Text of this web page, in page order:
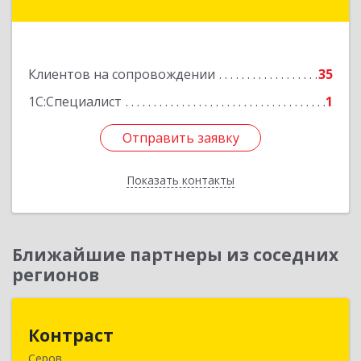
Клиентов на сопровождении
35
1С:Специалист
1
Отправить заявку
Показать контакты
Подробнее
Отправить заявку
Назад
Ближайшие партнеры из соседних
регионов
Контраст
Серов